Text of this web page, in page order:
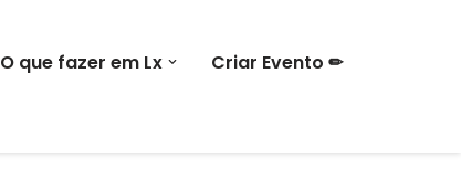
O que fazer em Lx
Criar Evento ✏